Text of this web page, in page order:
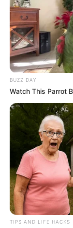
BUZZ DAY
Watch This Parrot
TIPS AND LIFE HACKS